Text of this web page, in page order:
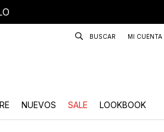
NUEVOS SALE LOOKBOOK